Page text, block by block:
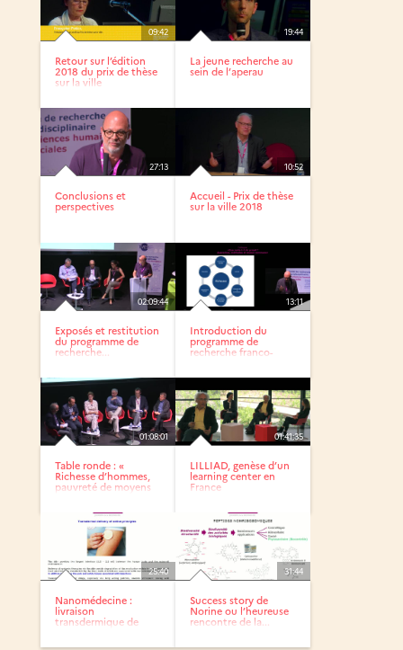
09:42
Retour sur l’édition
2018 du prix de thèse
sur la ville
19:44
La jeune recherche au
sein de l’aperau
27:13
Conclusions et
perspectives
10:52
Accueil - Prix de thèse
sur la ville 2018
02:09:44
Exposés et restitution
du programme de
recherche...
13:11
Introduction du
programme de
recherche franco-
01:08:01
Table ronde : «
Richesse d’hommes,
pauvreté de moyens
01:41:35
LILLIAD, genèse d’un
learning center en
France
25:40
Nanomédecine :
livraison
transdermique de
31:44
Success story de
Norine ou l’heureuse
rencontre de la...